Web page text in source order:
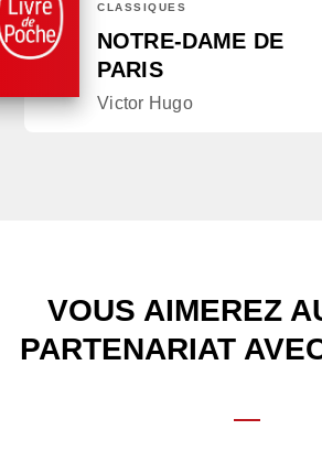
CLASSIQUES
NOTRE-DAME DE
PARIS
Victor Hugo
VOUS AIMEREZ
PARTENARIAT